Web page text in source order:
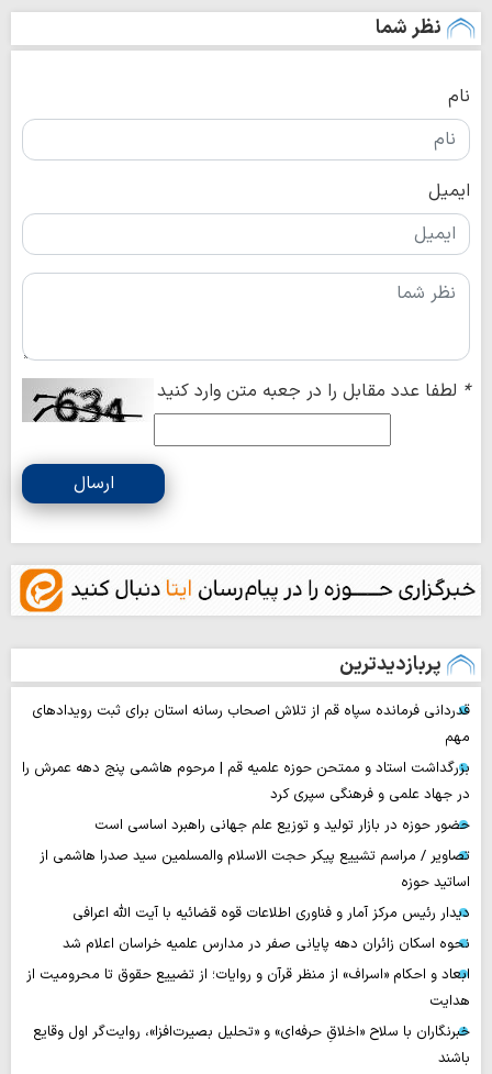
نظر شما
نام
ایمیل
* لطفا عدد مقابل را در جعبه متن وارد کنید
ارسال
پربازدیدترین
قدردانی فرمانده سپاه قم از تلاش اصحاب رسانه استان برای ثبت رویدادهای
مهم
بزرگداشت استاد و ممتحن حوزه علمیه قم | مرحوم هاشمی پنج دهه عمرش را
در جهاد علمی و فرهنگی سپری کرد
حضور حوزه در بازار تولید و توزیع علم جهانی راهبرد اساسی است
تصاویر / مراسم تشییع پیکر حجت ‌الاسلام والمسلمین سید صدرا هاشمی از
اساتید حوزه
دیدار رئیس مرکز آمار و فناوری اطلاعات قوه قضائیه با آیت الله اعرافی
نحوه اسکان زائران دهه پایانی صفر در مدارس علمیه خراسان اعلام شد
ابعاد و احکام «اسراف» از منظر قرآن و روایات؛ از تضییع حقوق تا محرومیت از
هدایت
خبرنگاران با سلاح «اخلاقِ حرفه‌ای» و «تحلیل بصیرت‌افزا»، روایت‌گر اول وقایع
باشند